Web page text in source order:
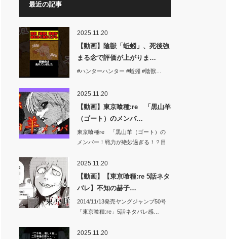
最近の記事
2025.11.20
【動画】陰獣「蚯蚓」、死後強
まる念で評価が上がりま…
#ハンターハンター #蚯蚓 #陰獣…
2025.11.20
【動画】東京喰種:re 「黒山羊
（ゴート）のメンバ…
東京喰種re 「黒山羊（ゴート）の
メンバー！戦力が絶妙過ぎる！？目
2025.11.20
【動画】【東京喰種:re 5話ネタ
バレ】不知の赫子…
2014/11/13発売ヤングジャンプ50号
「東京喰種:re」5話ネタバレ感…
2025.11.20